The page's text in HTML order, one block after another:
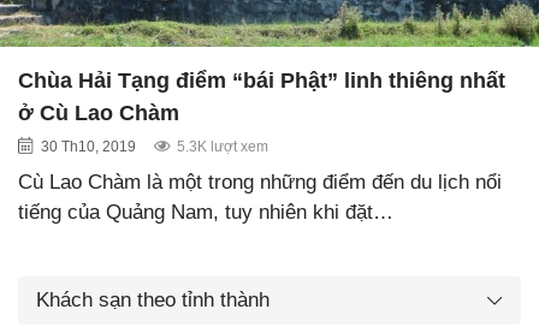
Chùa Hải Tạng điểm “bái Phật” linh thiêng nhất
ở Cù Lao Chàm
30 Th10, 2019 5.3K lượt xem
Cù Lao Chàm là một trong những điểm đến du lịch nổi
tiếng của Quảng Nam, tuy nhiên khi đặt…
Khách sạn theo tỉnh thành